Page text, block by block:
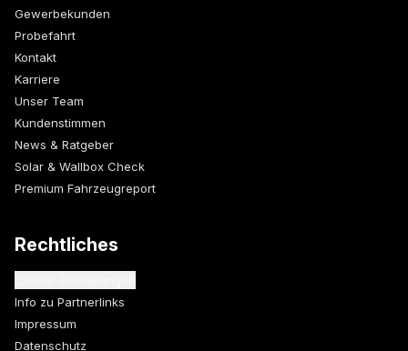
Gewerbekunden
Probefahrt
Kontakt
Karriere
Unser Team
Kundenstimmen
News & Ratgeber
Solar & Wallbox Check
Premium Fahrzeugreport
Rechtliches
Info zu Partnerlinks
Impressum
Datenschutz